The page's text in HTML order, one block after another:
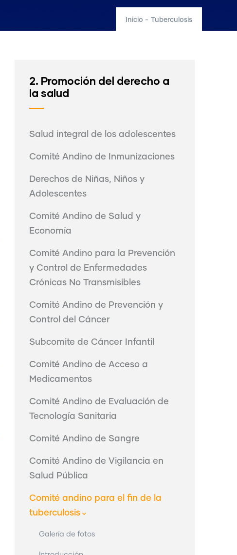
Inicio - Tuberculosis
2. Promoción del derecho a
la salud
Salud integral de los adolescentes
Comité Andino de Inmunizaciones
Derechos de Niñas, Niños y
Adolescentes
Comité Andino de Salud y
Economía
Comité Andino para la Prevención
y Control de Enfermedades
Crónicas No Transmisibles
Comité Andino de Prevención y
Control del Cáncer
Subcomite de Cáncer Infantil
Comité Andino de Acceso a
Medicamentos
Comité Andino de Evaluación de
Tecnología Sanitaria
Comité Andino de Sangre
Comité Andino de Vigilancia en
Salud Pública
Comité andino para el fin de la
tuberculosis
Galería de fotos